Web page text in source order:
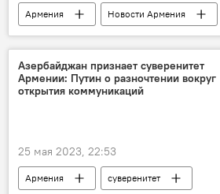
Армения
Новости Армения
Глендейл
Нагорный Карабах
армяне
Азербайджан признает суверенитет
Армении: Путин о разночтении вокруг
открытия коммуникаций
25 мая 2023, 22:53
Армения
суверенитет